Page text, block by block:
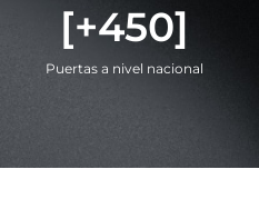
Puertas a nivel nacional
[+450]